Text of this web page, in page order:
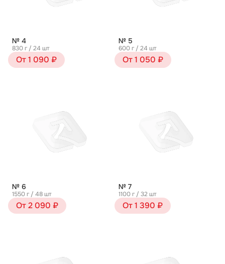
№ 4
830 г / 24 шт
От 1 090 ₽
№ 5
600 г / 24 шт
От 1 050 ₽
№ 6
1550 г / 48 шт
От 2 090 ₽
№ 7
1100 г / 32 шт
От 1 390 ₽